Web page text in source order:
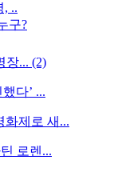
, ..
구?
장... (2)
다’ ...
화제로 새...
로렌...